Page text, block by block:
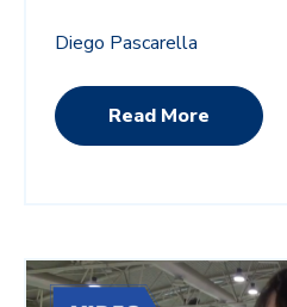
Diego Pascarella
Read More